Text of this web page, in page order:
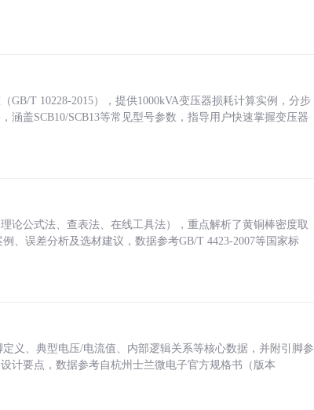
T 10228-2015），提供1000kVA变压器损耗计算实例，分步
盖SCB10/SCB13等常见型号参数，指导用户快速掌握变压器
论公式法、查表法、在线工具法），重点解析了黄铜棒密度取
、误差分析及选材建议，数据参考GB/T 4423-2007等国家标
义、典型电压/电流值、内部逻辑关系等核心数据，并附引脚参
计要点，数据参考自杭州士兰微电子官方规格书（版本